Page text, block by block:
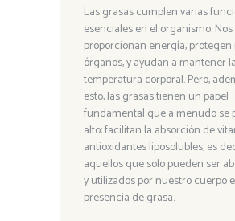
Las grasas cumplen varias
esenciales en el organismo. Nos
proporcionan energía,
órganos, y ayudan a mantener la
temperatura corporal. Pero,
esto, las grasas tienen un papel
fundamental que a menudo se
alto: facilitan la absorción de
antioxidantes liposolubles, es
aquellos que solo pueden ser
y utilizados por nuestro cuerpo
presencia de grasa.